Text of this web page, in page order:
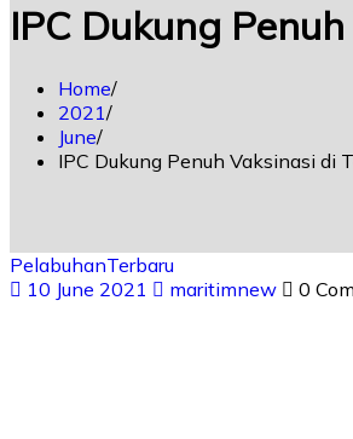
IPC Dukung
Home
2021
June
IPC Dukung Penuh Vaksinasi di
PelabuhanTerbaru
10 June 2021
maritimnew 0